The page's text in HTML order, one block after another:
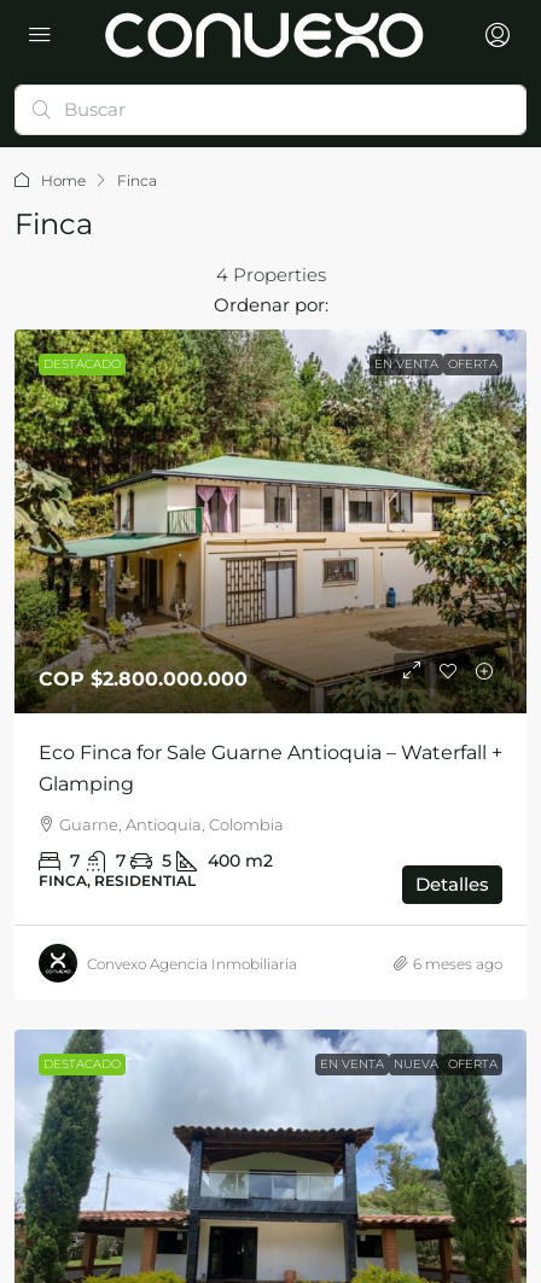
Home Finca
Finca
4 Properties
Ordenar por:
DESTACADO EN VENTA OFERTA
COP$2.800.000.000
Eco Finca for Sale Guarne Antioquia – Waterfall +
Glamping
Guarne, Antioquia, Colombia
7 7 5 400 m2
FINCA, RESIDENTIAL Detalles
Convexo Agencia Inmobiliaria 6 meses ago
DESTACADO EN VENTA NUEVA OFERTA